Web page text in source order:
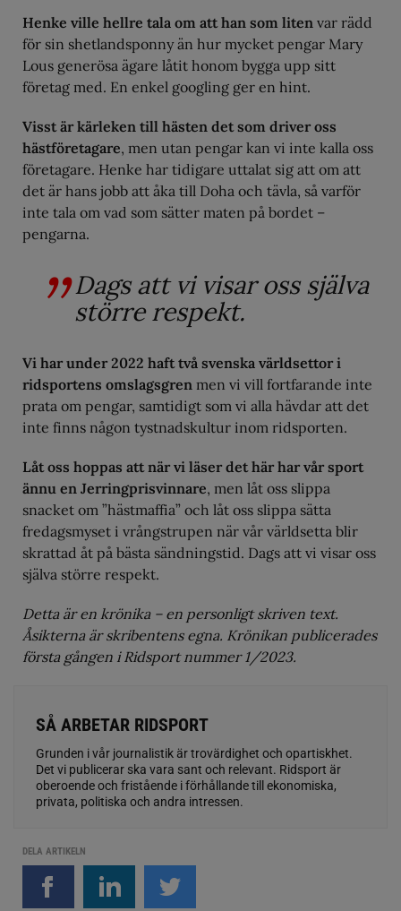
Henke ville hellre tala om att han som liten var rädd
för sin shetlandsponny än hur mycket pengar Mary
Lous generösa ägare låtit honom bygga upp sitt
företag med. En enkel googling ger en hint.
Visst är kärleken till hästen det som driver oss
hästföretagare, men utan pengar kan vi inte kalla oss
företagare. Henke har tidigare uttalat sig att om att
det är hans jobb att åka till Doha och tävla, så varför
inte tala om vad som sätter maten på bordet –
pengarna.
Dags att vi visar oss själva
större respekt.
Vi har under 2022 haft två svenska världsettor i
ridsportens omslagsgren men vi vill fortfarande inte
prata om pengar, samtidigt som vi alla hävdar att det
inte finns någon tystnadskultur inom ridsporten.
Låt oss hoppas att när vi läser det här har vår sport
ännu en Jerringprisvinnare, men låt oss slippa
snacket om ”hästmaffia” och låt oss slippa sätta
fredagsmyset i vrångstrupen när vår världsetta blir
skrattad åt på bästa sändningstid. Dags att vi visar oss
själva större respekt.
Detta är en krönika – en personligt skriven text.
Åsikterna är skribentens egna. Krönikan publicerades
första gången i Ridsport nummer 1/2023.
SÅ ARBETAR RIDSPORT
Grunden i vår journalistik är trovärdighet och opartiskhet.
Det vi publicerar ska vara sant och relevant. Ridsport är
oberoende och fristående i förhållande till ekonomiska,
privata, politiska och andra intressen.
DELA ARTIKELN